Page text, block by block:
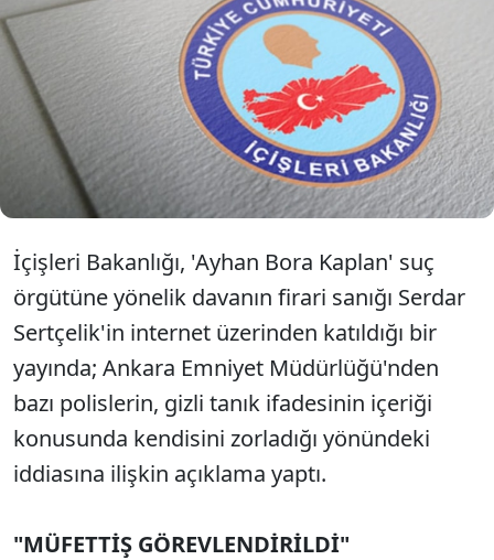
İçişleri Bakanlığı, Ankara Emniyet Müdürlüğü ile
daha önce soruşturması yapılan ve mahkeme
süreci devam eden bir organize suç örgütüyle
ilgili sosyal medyadaki iddiaların açıklığa
kavuşturulabilmesi için mülkiye müfettişleri
görevlendirildiğini açıkladı.
İçişleri Bakanlığı, 'Ayhan Bora Kaplan' suç
örgütüne yönelik davanın firari sanığı Serdar
Sertçelik'in internet üzerinden katıldığı bir
yayında; Ankara Emniyet Müdürlüğü'nden
bazı polislerin, gizli tanık ifadesinin içeriği
konusunda kendisini zorladığı yönündeki
iddiasına ilişkin açıklama yaptı.
"MÜFETTİŞ GÖREVLENDİRİLDİ"